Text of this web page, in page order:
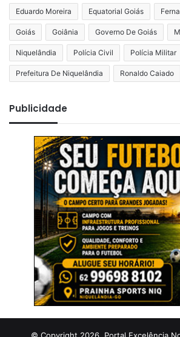
Eduardo Moreira Equatorial Goiás
Goiás Goiânia Governo De Goiás
Niquelândia Polícia Civil Polícia Militar
Prefeitura De Niquelândia Ronaldo Caiado
Publicidade
© Copyright 2026, Portal Excelência